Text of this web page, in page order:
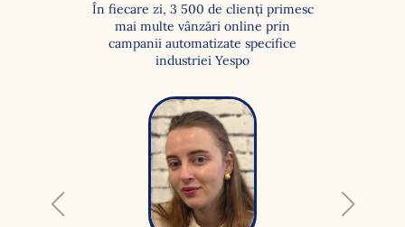
În fiecare zi, 3 500 de clienţi primesc
mai multe vânzări online prin
campanii automatizate specifice
industriei Yespo